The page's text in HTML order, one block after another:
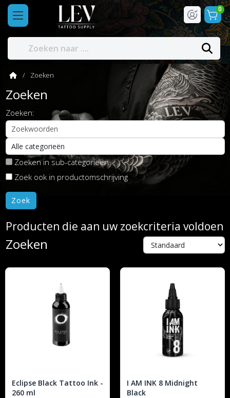
0
Zoeken
Zoeken
Zoeken:
Zoeken in sub-categorieën
Zoek ook in productomschrijving
Producten die aan uw zoekcriteria voldoen
Zoeken
Eclipse Black Tattoo Ink -
260 ml
I AM INK 8 Midnight
Black